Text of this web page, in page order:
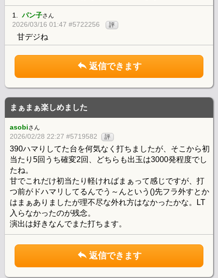
1. パン子さん
2026/03/16 01:47 #5722256 評
甘デジね
返信できます
まぁまぁ楽しめました
asobiさん
2026/02/28 22:27 #5719582 評
390ハマりしてた台を何気なく打ちましたが、そこから初
当たり5回うち確変2回、どちらも出玉は3000発程度でし
たね。
甘でこれだけ初当たり軽ければまぁって感じですが、打
つ前がドハマリしてるんでう～んという()先フラ外すとか
はまぁありましたが理不尽な外れ方はなかったかな。LT
入らなかったのが残念。
演出は好きなんでまた打ちます。
返信できます